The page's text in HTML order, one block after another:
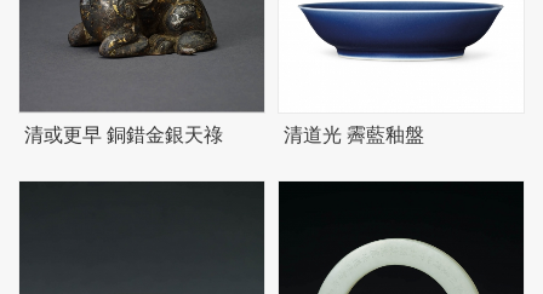
清或更早 銅錯金銀天祿 清道光 霽藍釉盤